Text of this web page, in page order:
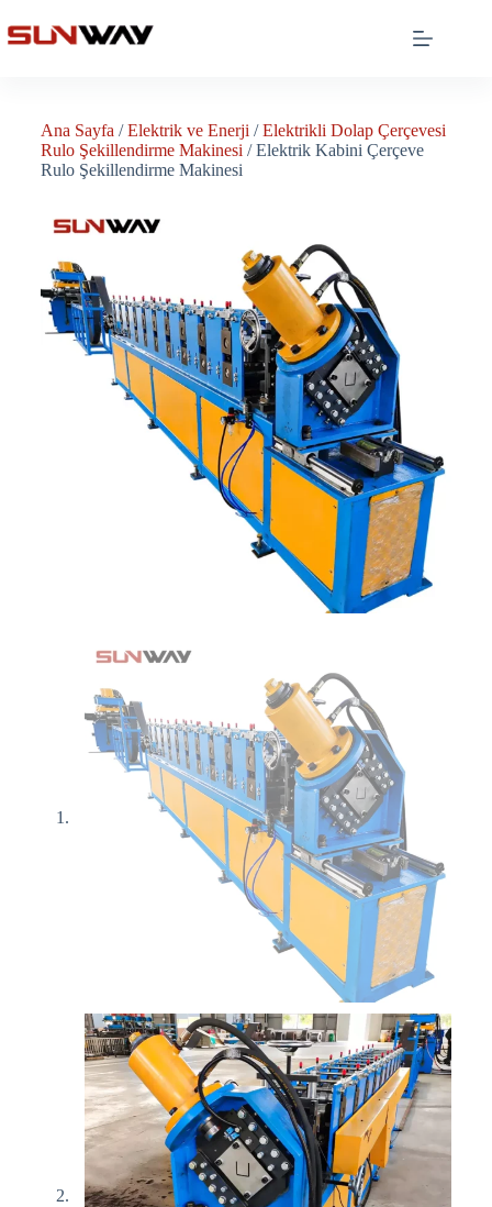
Ana Sayfa /Elektrik ve Enerji /Elektrikli Dolap Çerçevesi
Rulo Şekillendirme Makinesi / Elektrik Kabini Çerçeve
Rulo Şekillendirme Makinesi